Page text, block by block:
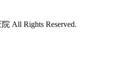
All Rights Reserved.